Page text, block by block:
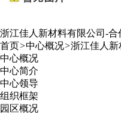
浙江佳人新材料有限公司-合
首页>中心概况>浙江佳人
中心概况
中心简介
中心领导
组织框架
园区概况